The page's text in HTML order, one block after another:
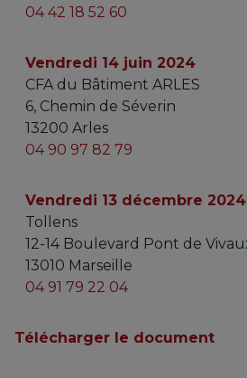
04 42 18 52 60
Vendredi 14 juin 2024
CFA du Bâtiment ARLES
6, Chemin de Séverin
13200 Arles
04 90 97 82 79
Vendredi 13 décembre 2024
Tollens
12-14 Boulevard Pont de
13010 Marseille
04 91 79 22 04
Télécharger le document